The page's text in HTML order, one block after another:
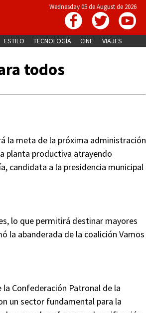
Wednesday 05 de August de 2026
ESTILO TECNOLOGÍA CINE VIAJES
todos
la meta de la próxima administración
planta productiva atrayendo
candidata a la presidencia municipal
lo que permitirá destinar mayores
la abanderada de la coalición Vamos
Confederación Patronal de la
un sector fundamental para la